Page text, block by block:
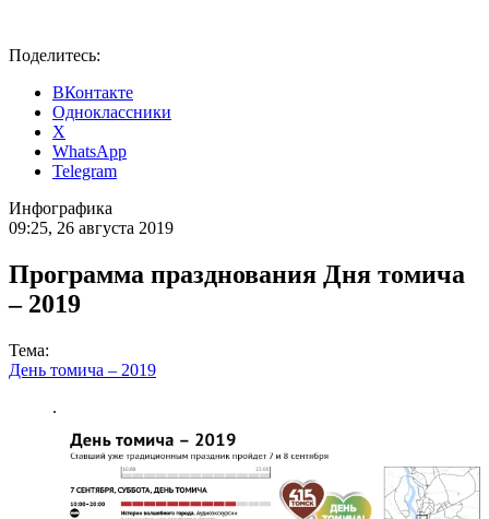
Поделитесь:
ВКонтакте
Одноклассники
X
WhatsApp
Telegram
Инфографика
09:25, 26 августа 2019
Программа празднования Дня томича
– 2019
Тема:
День томича – 2019
.